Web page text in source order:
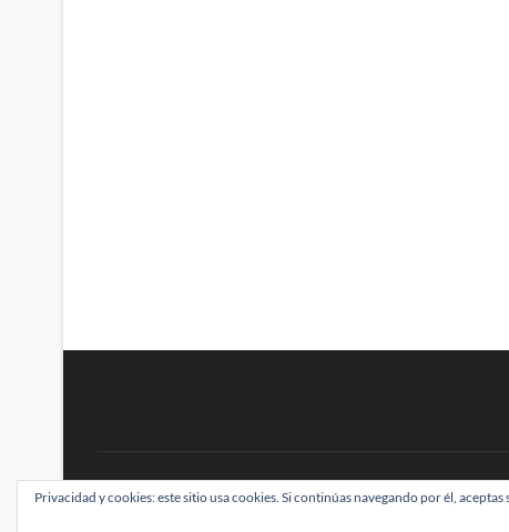
BRAINSTOMPING| Diseñado por:Theme Freesia|WordPress| ©
Privacidad y cookies: este sitio usa cookies. Si continúas navegando por él, aceptas